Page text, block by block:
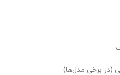
(در برخی مدل‌ها)